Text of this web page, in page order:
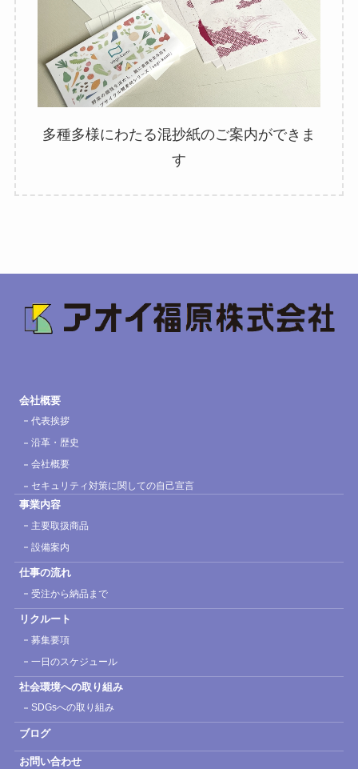
多種多様にわたる混抄紙のご案内ができま
す
会社概要
代表挨拶
沿革・歴史
会社概要
セキュリティ対策に関しての自己宣言
事業内容
主要取扱商品
設備案内
仕事の流れ
受注から納品まで
リクルート
募集要項
一日のスケジュール
社会環境への取り組み
SDGsへの取り組み
ブログ
お問い合わせ